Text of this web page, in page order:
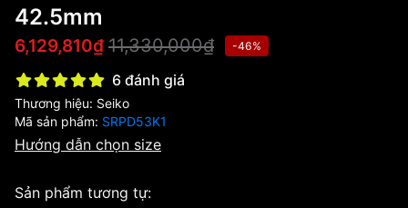
42.5mm
6,129,810₫ 11,330,000₫ -46%
6 đánh giá
Thương hiệu: Seiko
Mã sản phẩm: SRPD53K1
Hướng dẫn chọn size
Sản phẩm tương tự: